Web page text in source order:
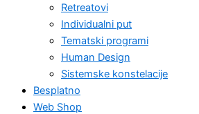
Retreatovi
Individualni put
Tematski programi
Human Design
Sistemske konstelacije
Besplatno
Web Shop